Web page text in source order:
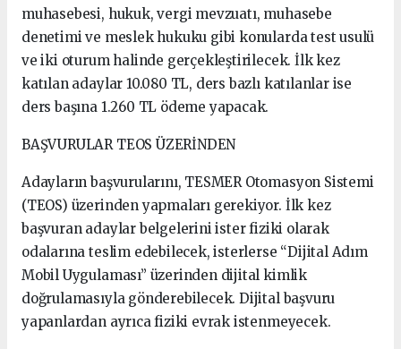
muhasebesi, hukuk, vergi mevzuatı, muhasebe
denetimi ve meslek hukuku gibi konularda test usulü
ve iki oturum halinde gerçekleştirilecek. İlk kez
katılan adaylar 10.080 TL, ders bazlı katılanlar ise
ders başına 1.260 TL ödeme yapacak.
BAŞVURULAR TEOS ÜZERİNDEN
Adayların başvurularını, TESMER Otomasyon Sistemi
(TEOS) üzerinden yapmaları gerekiyor. İlk kez
başvuran adaylar belgelerini ister fiziki olarak
odalarına teslim edebilecek, isterlerse “Dijital Adım
Mobil Uygulaması” üzerinden dijital kimlik
doğrulamasıyla gönderebilecek. Dijital başvuru
yapanlardan ayrıca fiziki evrak istenmeyecek.